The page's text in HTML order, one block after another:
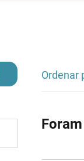
Ordenar